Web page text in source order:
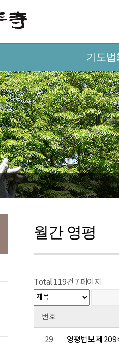
기도법
월간 영평
Total 119건 7 페이지
번호
29 영평법보 제